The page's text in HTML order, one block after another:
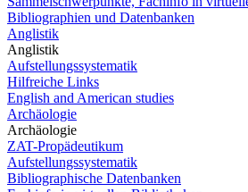
Bibliographien und Datenbanken
Anglistik
Anglistik
Aufstellungssystematik
Hilfreiche Links
English and American studies
Archäologie
Archäologie
ZAT-Propädeutikum
Aufstellungssystematik
Bibliographische Datenbanken